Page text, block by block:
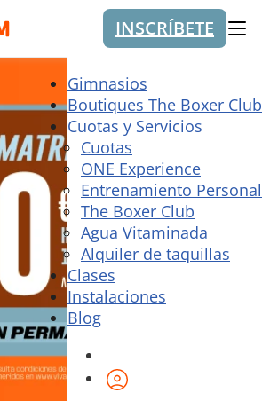
INSCRÍBETE
Gimnasios
Boutiques The Boxer Club
Cuotas y Servicios
Cuotas
ONE Experience
Entrenamiento Personal
The Boxer Club
Agua Vitaminada
Alquiler de taquillas
Clases
Instalaciones
Blog